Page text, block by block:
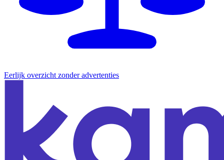
Eerlijk overzicht zonder advertenties